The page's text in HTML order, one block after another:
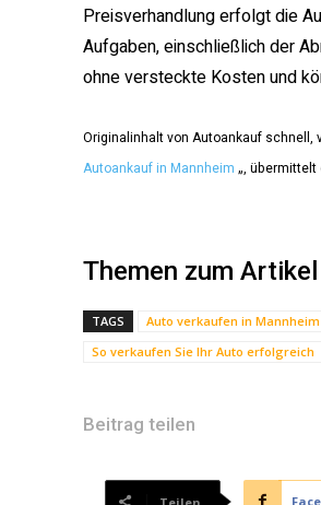
Preisverhandlung erfolgt die
Aufgaben, einschließlich der
ohne versteckte Kosten und
Originalinhalt von Autoankauf schnell,
Autoankauf in Mannheim „, übermittelt
Themen zum Artikel
TAGS Auto verkaufen in Mannheim
So verkaufen Sie Ihr Auto erfolgreich
Beitrag teilen